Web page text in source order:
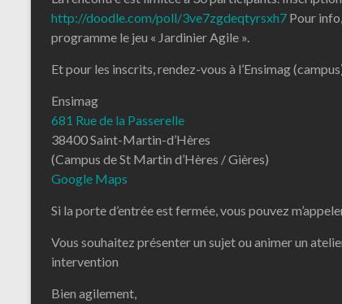
http://doodle.com/poll/3ve7zgdeqtyrsxh7 Pour
programme le jeu « Jardinier Agile ».
Et pour les inscrits, rendez-vous à l’Ensimag
Ensimag
681 Rue de la Passerelle
38400 Saint-Martin-d’Hères
(Campus de St Martin d’Hères / Gières)
Google Maps
Si la porte d’entrée est fermée, vous pouvez
Vous souhaitez présenter un sujet ou animer un
intervention
Bien agilement,